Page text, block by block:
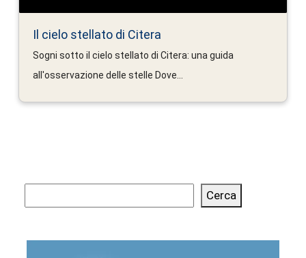
Il cielo stellato di Citera
Sogni sotto il cielo stellato di Citera: una guida
all'osservazione delle stelle Dove...
Cerca